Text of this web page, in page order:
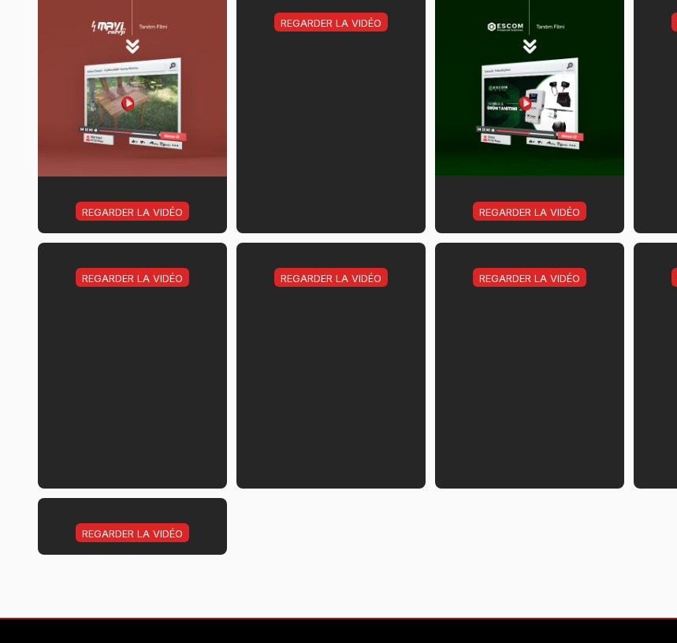
REGARDER LA VIDÉO
REGARDER LA VIDÉO
REGARDER LA VIDÉO
REGARDER LA VIDÉO REGARDER LA VIDÉO REGARDER LA VIDÉO
REGARDER LA VIDÉO